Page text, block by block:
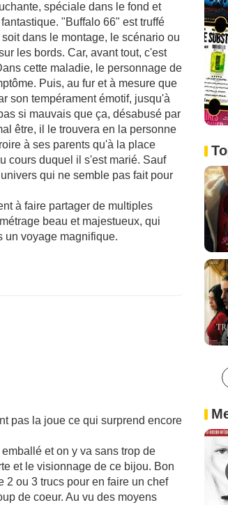
spéciale dans le fond et
"Buffalo 66" est truffé
dans le montage, le scénario ou
les bords. Car, avant tout, c'est
cette maladie, le personnage de
Puis, au fur et à mesure que
son tempérament émotif, jusqu'à
si mauvais que ça, désabusé par
être, il le trouvera en la personne
à ses parents qu'à la place
cours duquel il s'est marié. Sauf
qui ne semble pas fait pour
à faire partager de multiples
beau et majestueux, qui
un voyage magnifique.
pas la joue ce qui surprend encore
et on y va sans trop de
et le visionnage de ce bijou. Bon
2 ou 3 trucs pour en faire un chef
de coeur. Au vu des moyens